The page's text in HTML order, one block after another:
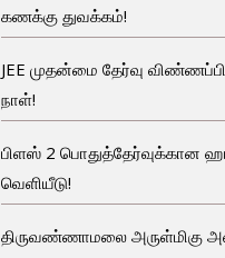
கணக்கு துவக்கம்!
JEE முதன்மை தேர்வு
நாள்!
பிளஸ் 2 பொதுத்தேர்வுக்கான
வெளியீடு!
திருவண்ணாமலை அருள்மிகு